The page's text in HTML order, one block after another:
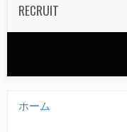
o
RECRUIT
ホーム